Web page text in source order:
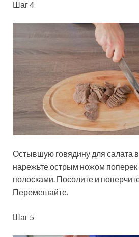
Шаг 4
Остывшую говядину для салата
нарежьте острым ножом поперек
полосками. Посолите и
Перемешайте.
Шаг 5